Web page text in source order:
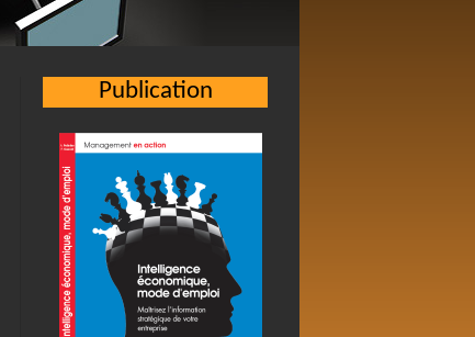
Publication